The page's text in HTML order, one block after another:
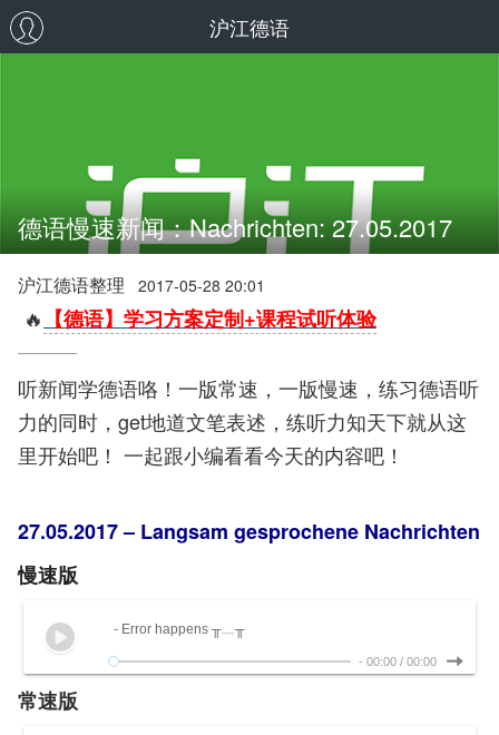
沪江德语
德语慢速新闻：Nachrichten: 27.05.2017
沪江德语整理 2017-05-28 20:01
🔥 【德语】学习方案定制+课程试听体验
听新闻学德语咯！一版常速，一版慢速，练习德语听
力的同时，get地道文笔表述，练听力知天下就从这
里开始吧！ 一起跟小编看看今天的内容吧！
27.05.2017 – Langsam gesprochene Nachrichten
慢速版
- Error happens ╥﹏╥
- 00:00 / 00:00
常速版